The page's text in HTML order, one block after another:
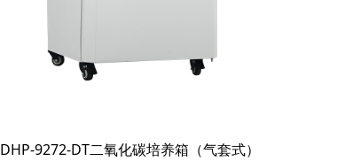
DHP-9272-DT二氧化碳培养箱（气套式）